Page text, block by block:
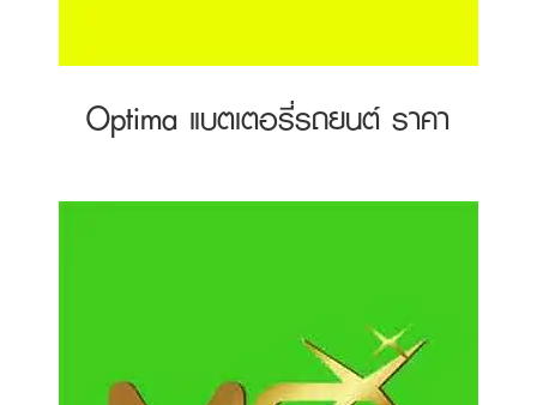
Optima แบตเตอรี่รถยนต์ ราคา